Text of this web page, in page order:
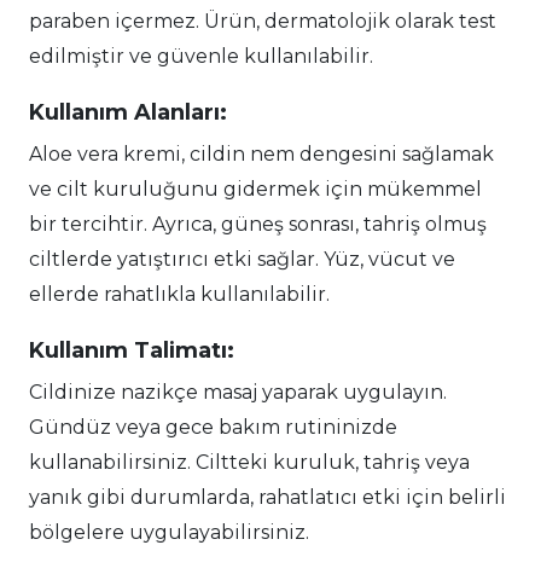
paraben içermez. Ürün, dermatolojik olarak test
edilmiştir ve güvenle kullanılabilir.
Kullanım Alanları:
Aloe vera kremi, cildin nem dengesini sağlamak
ve cilt kuruluğunu gidermek için mükemmel
bir tercihtir. Ayrıca, güneş sonrası, tahriş olmuş
ciltlerde yatıştırıcı etki sağlar. Yüz, vücut ve
ellerde rahatlıkla kullanılabilir.
Kullanım Talimatı:
Cildinize nazikçe masaj yaparak uygulayın.
Gündüz veya gece bakım rutininizde
kullanabilirsiniz. Ciltteki kuruluk, tahriş veya
yanık gibi durumlarda, rahatlatıcı etki için belirli
bölgelere uygulayabilirsiniz.